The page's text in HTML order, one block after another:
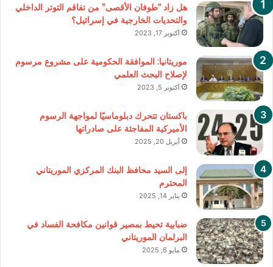
هل زاد “طوفان الأقصى” من تفاقم التوتر الداخلي
والتحديات الخارجية في إسرائيل؟
أكتوبر 17, 2023
موريتانيا: الموافقة الحكومية على مشروع مرسوم
لإصلاح البحث العلمي
أكتوبر 5, 2023
باكستان تتحرك دبلوماسيًا لمواجهة الرسوم
الأميركية المفاجئة على صادراتها
أبريل 20, 2025
إلى السيد محافظ البنك المركزي الموريتاني
المحترم
يناير 14, 2025
ضبابية تحيط بمصير قوانين مكافحة الفساد في
البرلمان الموريتاني
مايو 6, 2025